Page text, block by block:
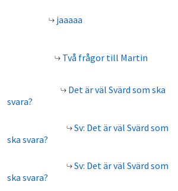
jaaaaa
Två frågor till Martin
Det är väl Svärd som ska
svara?
Sv: Det är väl Svärd som
ska svara?
Sv: Det är väl Svärd som
ska svara?